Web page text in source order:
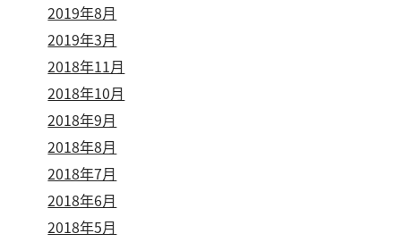
2019年8月
2019年3月
2018年11月
2018年10月
2018年9月
2018年8月
2018年7月
2018年6月
2018年5月